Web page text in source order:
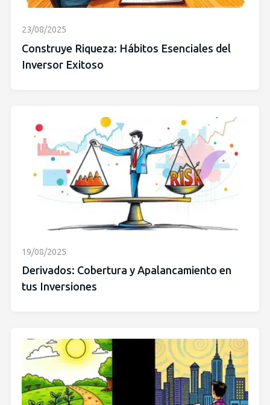
23/08/2025
Construye Riqueza: Hábitos Esenciales del
Inversor Exitoso
19/08/2025
Derivados: Cobertura y Apalancamiento en
tus Inversiones